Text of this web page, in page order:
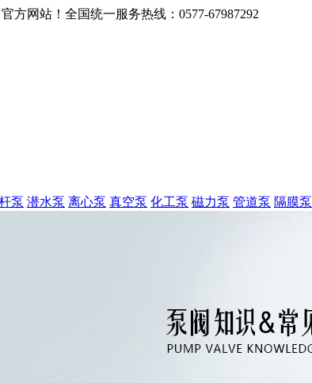
方网站！ 全国统一服务热线：0577-67987292
泵 潜水泵 离心泵 真空泵 化工泵 磁力泵 管道泵 隔膜泵